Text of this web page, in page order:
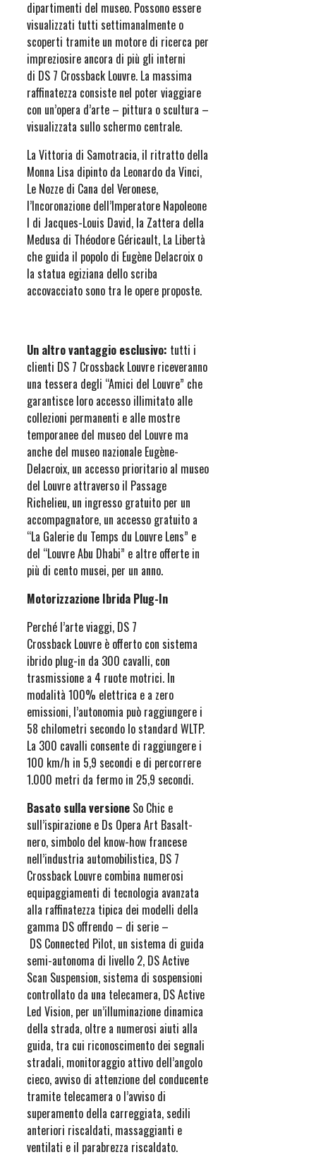
dipartimenti del museo. Possono essere
visualizzati tutti settimanalmente o
scoperti tramite un motore di ricerca per
impreziosire ancora di più gli interni
di DS 7 Crossback Louvre. La massima
raffinatezza consiste nel poter viaggiare
con un’opera d’arte – pittura o scultura –
visualizzata sullo schermo centrale.
La Vittoria di Samotracia, il ritratto della
Monna Lisa dipinto da Leonardo da Vinci,
Le Nozze di Cana del Veronese,
l’Incoronazione dell’Imperatore Napoleone
I di Jacques-Louis David, la Zattera della
Medusa di Théodore Géricault, La Libertà
che guida il popolo di Eugène Delacroix o
la statua egiziana dello scriba
accovacciato sono tra le opere proposte.
Un altro vantaggio esclusivo: tutti i
clienti DS 7 Crossback Louvre riceveranno
una tessera degli “Amici del Louvre” che
garantisce loro accesso illimitato alle
collezioni permanenti e alle mostre
temporanee del museo del Louvre ma
anche del museo nazionale Eugène-
Delacroix, un accesso prioritario al museo
del Louvre attraverso il Passage
Richelieu, un ingresso gratuito per un
accompagnatore, un accesso gratuito a
“La Galerie du Temps du Louvre Lens” e
del “Louvre Abu Dhabi” e altre offerte in
più di cento musei, per un anno.
Motorizzazione Ibrida Plug-In
Perché l’arte viaggi, DS 7
Crossback Louvre è offerto con sistema
ibrido plug-in da 300 cavalli, con
trasmissione a 4 ruote motrici. In
modalità 100% elettrica e a zero
emissioni, l’autonomia può raggiungere i
58 chilometri secondo lo standard WLTP.
La 300 cavalli consente di raggiungere i
100 km/h in 5,9 secondi e di percorrere
1.000 metri da fermo in 25,9 secondi.
Basato sulla versione So Chic e
sull’ispirazione e Ds Opera Art Basalt-
nero, simbolo del know-how francese
nell’industria automobilistica, DS 7
Crossback Louvre combina numerosi
equipaggiamenti di tecnologia avanzata
alla raffinatezza tipica dei modelli della
gamma DS offrendo – di serie –
DS Connected Pilot, un sistema di guida
semi-autonoma di livello 2, DS Active
Scan Suspension, sistema di sospensioni
controllato da una telecamera, DS Active
Led Vision, per un’illuminazione dinamica
della strada, oltre a numerosi aiuti alla
guida, tra cui riconoscimento dei segnali
stradali, monitoraggio attivo dell’angolo
cieco, avviso di attenzione del conducente
tramite telecamera o l’avviso di
superamento della carreggiata, sedili
anteriori riscaldati, massaggianti e
ventilati e il parabrezza riscaldato.